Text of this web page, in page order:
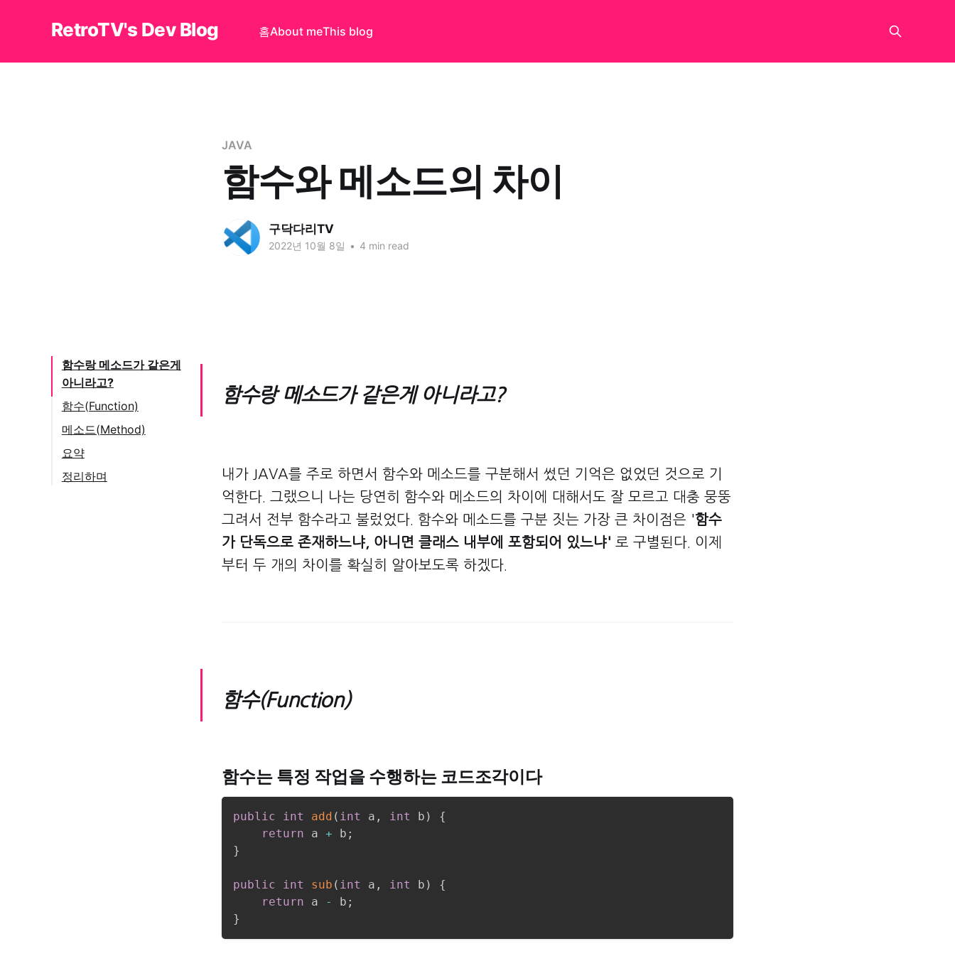
RetroTV's Dev Blog 홈About meThis blog
JAVA
함수와 메소드의 차이
구닥다리TV
2022년 10월 8일 • 4 min read
함수랑 메소드가 같은게
아니라고?
함수(Function)
함수는 특정 작업
조각이다
메소드(Method)
요약
정리하며
함수랑 메소드가 같은게 아니라고?
내가 JAVA를 주로 하면서 함수와 메소드를 구분해서 썼던 기억은 없었던 것으로 기
억한다. 그랬으니 나는 당연히 함수와 메소드의 차이에 대해서도 잘 모르고 대충 뭉뚱
그려서 전부 함수라고 불렀었다. 함수와 메소드를 구분 짓는 가장 큰 차이점은 '함수
가 단독으로 존재하느냐, 아니면 클래스 내부에 포함되어 있느냐' 로 구별된다. 이제
부터 두 개의 차이를 확실히 알아보도록 하겠다.
함수(Function)
함수는 특정 작업을 수행하는 코드조각이다
public int add ( int a , int b )
{
return a + b ;
}
public int sub ( int a , int b )
{
return a - b ;
}